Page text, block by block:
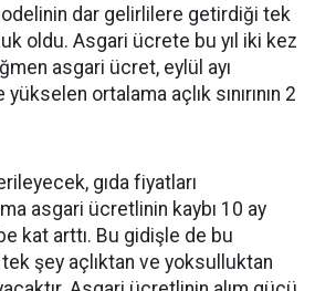
dar gelirlilere getirdiği tek
oldu. Asgari ücrete bu yıl iki kez
asgari ücret, eylül ayı
ortalama açlık sınırının 2
gıda fiyatları
asgari ücretlinin kaybı 10 ay
kat arttı. Bu gidişle de bu
şey açlıktan ve yoksulluktan